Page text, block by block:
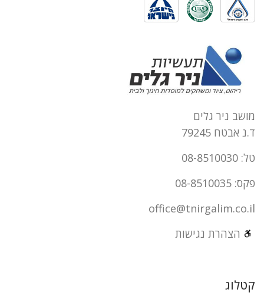
מושב ניר גלים
ד.נ אבטח 79245
טל: 08-8510030
פקס: 08-8510035
office@tnirgalim.co.il
הצהרת נגישות
קטלוג